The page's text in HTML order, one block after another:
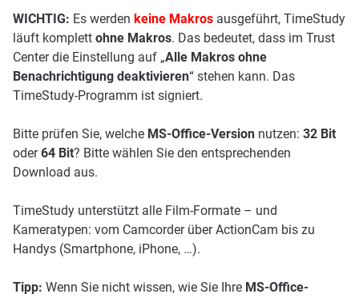
WICHTIG: Es werden keine Makrosausgeführt, TimeStudy
läuft komplett ohne Makros. Das bedeutet, dass im Trust
Center die Einstellung auf „Alle Makros ohne
Benachrichtigung deaktivieren“ stehen kann. Das
TimeStudy-Programm ist signiert.
Bitte prüfen Sie, welche MS-Office-Versionnutzen: 32 Bit
oder64 Bit? Bitte wählen Sie den entsprechenden
Download aus.
TimeStudy unterstützt alle Film-Formate – und
Kameratypen: vom Camcorder über ActionCam bis zu
Handys (Smartphone, iPhone, …).
Tipp: Wenn Sie nicht wissen, wie Sie Ihre MS-Office-